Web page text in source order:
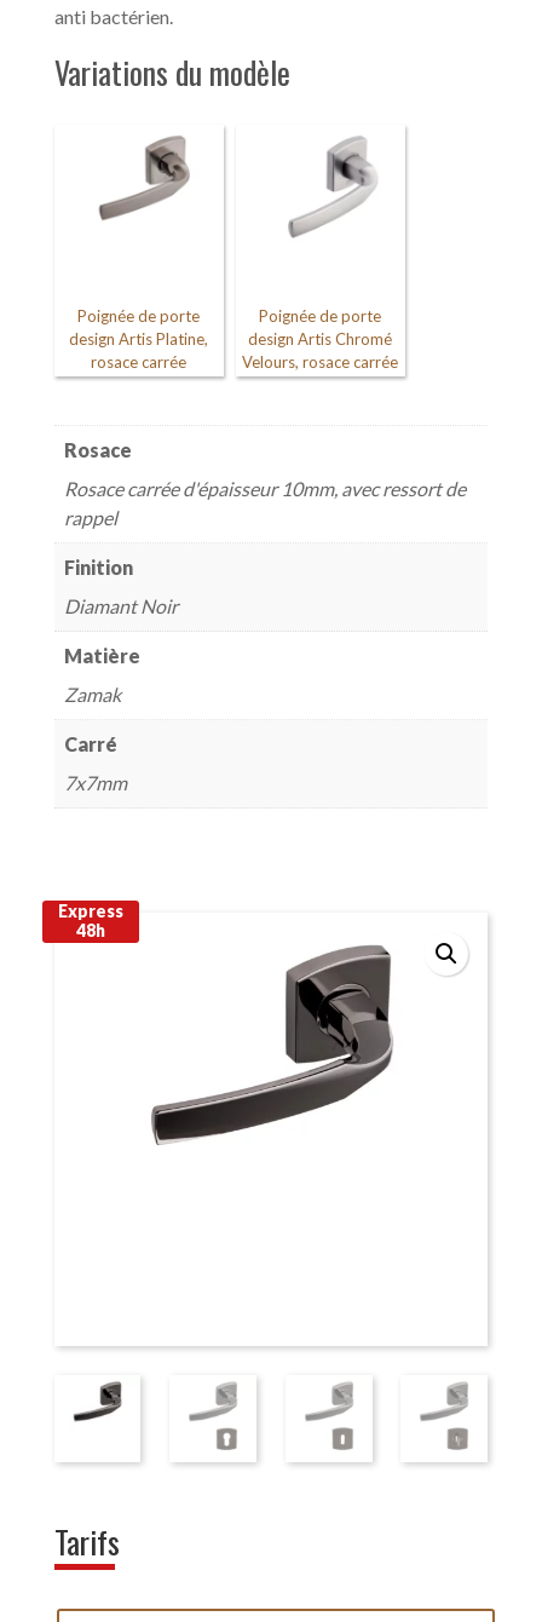
anti bactérien.
Variations du modèle
Poignée de porte
design Artis Platine,
rosace carrée
Poignée de porte
design Artis Chromé
Velours, rosace carrée
Rosace
Rosace carrée d'épaisseur 10mm, avec ressort de
rappel
Finition
Diamant Noir
Matière
Zamak
Carré
7x7mm
Express
48h
Tarifs